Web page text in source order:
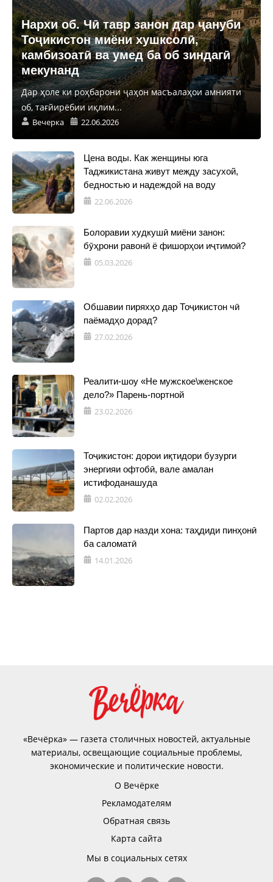
Нархи об. Чӣ тавр занон дар ҷануби
Тоҷикистон миёни хушксолӣ,
камбизоатӣ ва умед ба об зиндагӣ
мекунанд
Дар ҳоле ки роҳбарони ҷаҳон масъалаҳои амнияти
об, тағйирёбии иқлим...
Вечерка 22.06.2026
Цена воды. Как женщины юга
Таджикистана живут между засухой,
бедностью и надеждой на воду
22.06.2026
Болоравии худкушӣ миёни занон:
бӯҳрони равонӣ ё фишорҳои иҷтимоӣ?
05.03.2026
Обшавии пиряхҳо дар Тоҷикистон чӣ
паёмадҳо дорад?
27.02.2026
Реалити-шоу «Не мужское\женское
дело?» Парень-портной
23.02.2026
Тоҷикистон: дорои иқтидори бузурги
энергияи офтобӣ, вале амалан
истифоданашуда
02.02.2026
Партов дар назди хона: таҳдиди пинҳонӣ
ба саломатӣ
14.01.2026
«Вечёрка» — газета столичных новостей, актуальные
материалы, освещающие социальные проблемы,
экономические и политические новости.
О Вечёрке
Рекламодателям
Обратная связь
Карта сайта
Мы в социальных сетях